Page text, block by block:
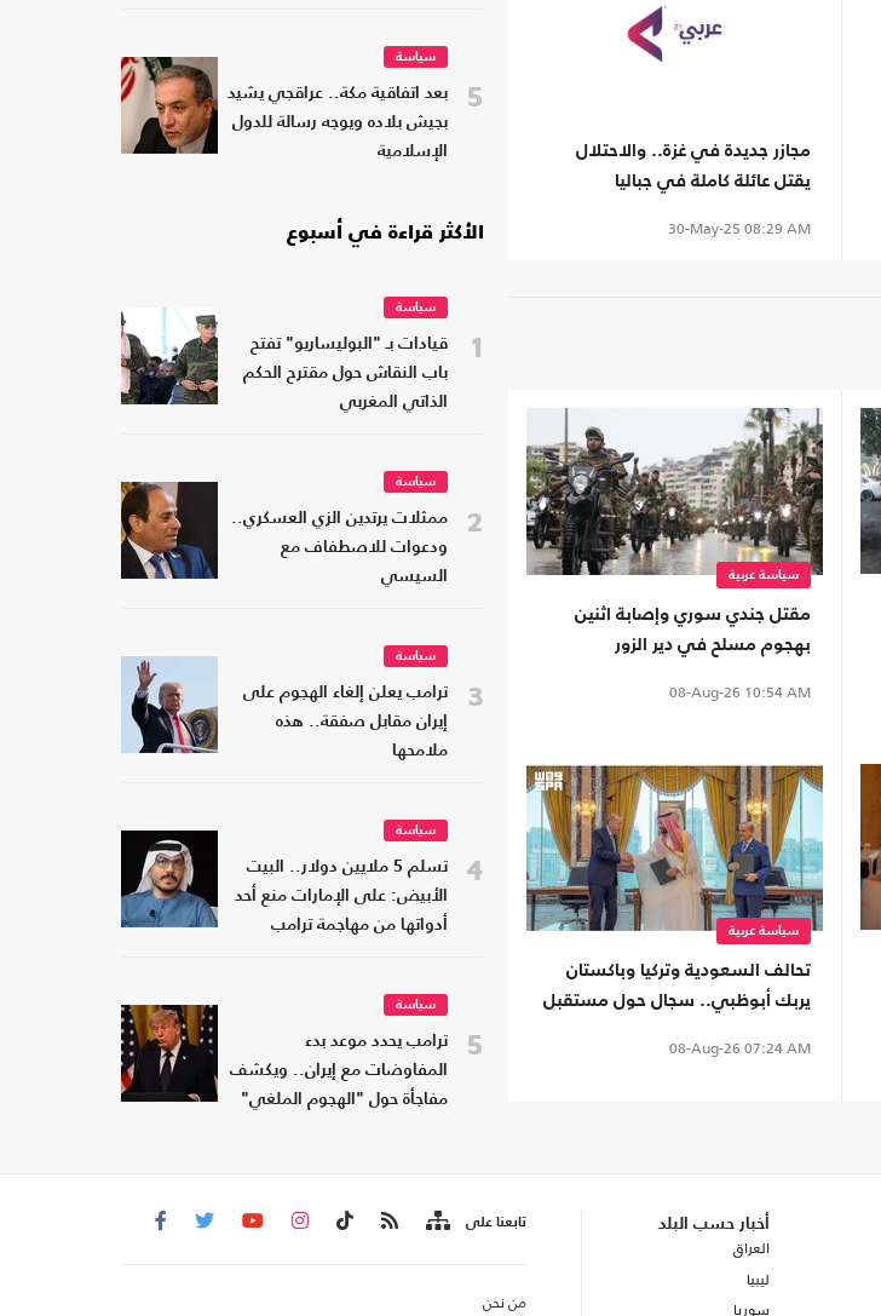
مجازر جديدة في غزة.. والاحتلال
يقتل عائلة كاملة في جباليا
30-May-25 08:29 AM
سياسة عربية
مقتل جندي سوري وإصابة اثنين
بهجوم مسلح في دير الزور
08-Aug-26 10:54 AM
سياسة عربية
تحالف السعودية وتركيا وباكستان
يربك أبوظبي.. سجال حول مستقبل
08-Aug-26 07:24 AM
5
سياسة
بعد اتفاقية مكة.. عراقجي يشيد
بجيش بلاده ويوجه رسالة للدول
الإسلامية
الأكثر قراءة في أسبوع
1
سياسة
قيادات بـ "البوليساريو" تفتح
باب النقاش حول مقترح الحكم
الذاتي المغربي
2
سياسة
ممثلات يرتدين الزي العسكري..
ودعوات للاصطفاف مع
السيسي
3
سياسة
ترامب يعلن إلغاء الهجوم على
إيران مقابل صفقة.. هذه
ملامحها
4
سياسة
تسلم 5 ملايين دولار.. البيت
الأبيض: على الإمارات منع أحد
أدواتها من مهاجمة ترامب
5
سياسة
ترامب يحدد موعد بدء
المفاوضات مع إيران.. ويكشف
مفاجأة حول "الهجوم الملغي"
أخبار حسب البلد
العراق
ليبيا
سوريا
تابعنا على
من نحن